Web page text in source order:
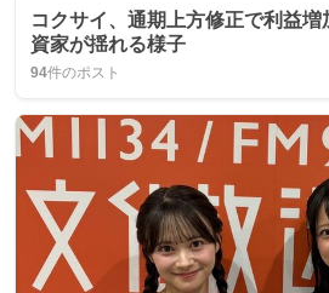
コクサイ、通期上方修正で利益
資家が揺れる様子
94件のポスト